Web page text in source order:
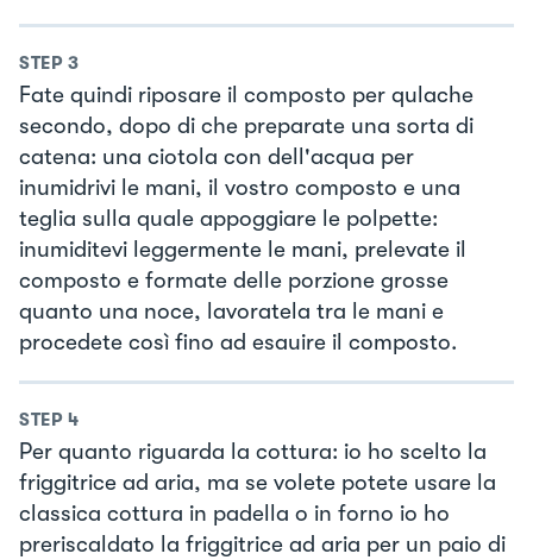
STEP 3
Fate quindi riposare il composto per qulache
secondo, dopo di che preparate una sorta di
catena: una ciotola con dell'acqua per
inumidrivi le mani, il vostro composto e una
teglia sulla quale appoggiare le polpette:
inumiditevi leggermente le mani, prelevate il
composto e formate delle porzione grosse
quanto una noce, lavoratela tra le mani e
procedete così fino ad esauire il composto.
STEP 4
Per quanto riguarda la cottura: io ho scelto la
friggitrice ad aria, ma se volete potete usare la
classica cottura in padella o in forno io ho
preriscaldato la friggitrice ad aria per un paio di